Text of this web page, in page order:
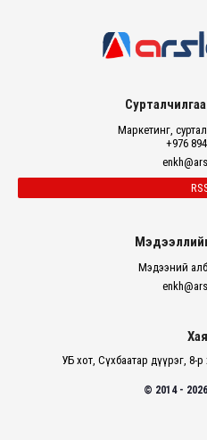
Маркетинг,
+976
Мэдээний
УБ хот, Сүхбаатар дүүрэг, 8-
© 2014 -